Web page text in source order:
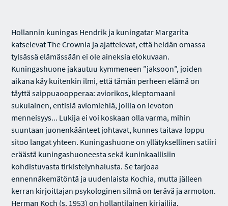
Hollannin kuningas Hendrik ja kuningatar Margarita
katselevat The Crownia ja ajattelevat, että heidän omassa
tylsässä elämässään ei ole aineksia elokuvaan.
Kuningashuone jakautuu kymmeneen ”jaksoon”, joiden
aikana käy kuitenkin ilmi, että tämän perheen elämä on
täyttä saippuaoopperaa: aviorikos, kleptomaani
sukulainen, entisiä aviomiehiä, joilla on levoton
menneisyys... Lukija ei voi koskaan olla varma, mihin
suuntaan juonenkäänteet johtavat, kunnes taitava loppu
sitoo langat yhteen. Kuningashuone on yllätyksellinen satiiri
eräästä kuningashuoneesta sekä kuninkaallisiin
kohdistuvasta tirkistelynhalusta. Se tarjoaa
ennennäkemätöntä ja uudenlaista Kochia, mutta jälleen
kerran kirjoittajan psykologinen silmä on terävä ja armoton.
Herman Koch (s. 1953) on hollantilainen kirjailija,